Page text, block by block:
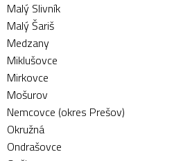
Malý Slivník
Malý Šariš
Medzany
Miklušovce
Mirkovce
Mošurov
Nemcovce (okres Prešov)
Okružná
Ondrašovce